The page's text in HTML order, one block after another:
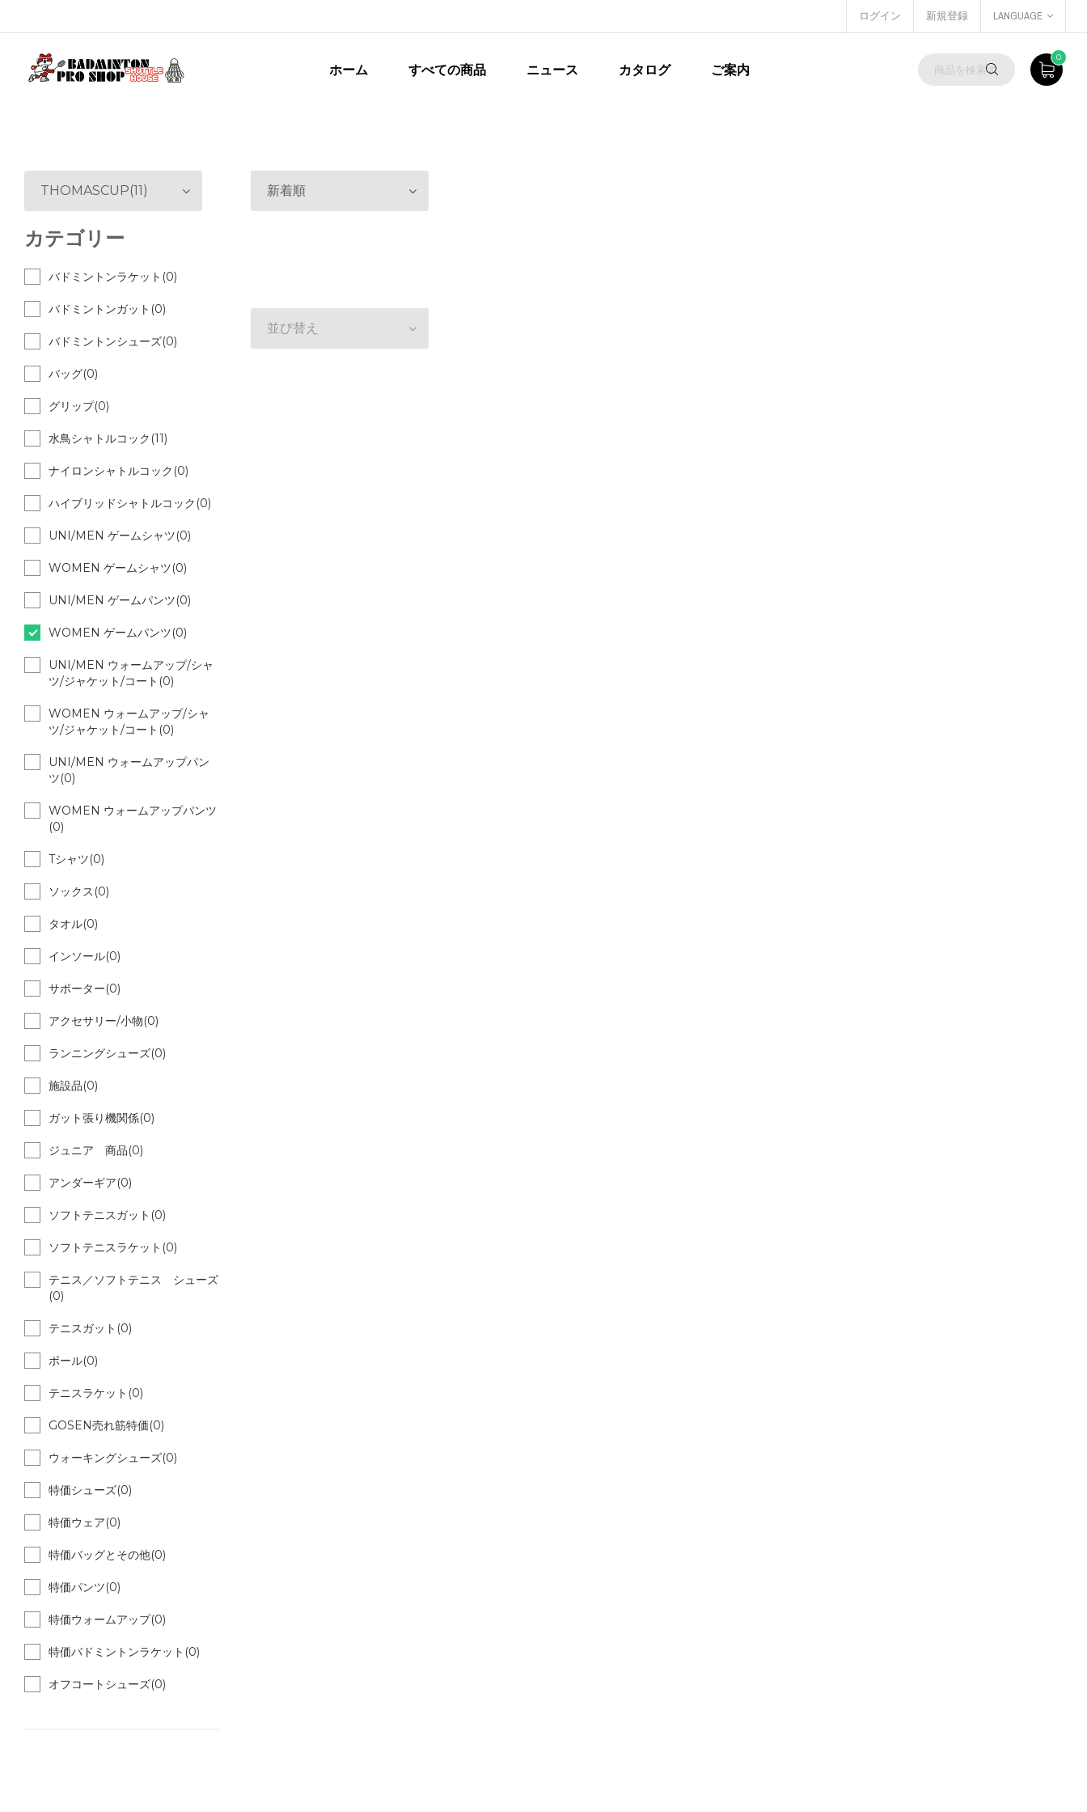
ログイン 新規登録 LANGUAGE
ホーム すべての商品 ニュース カタログ ご案内
0
新着順
並び替え
THOMASCUP(11)
カテゴリー
バドミントンラケット(0)
バドミントンガット(0)
バドミントンシューズ(0)
バッグ(0)
グリップ(0)
水鳥シャトルコック(11)
ナイロンシャトルコック(0)
ハイブリッドシャトルコック(0)
UNI/MEN ゲームシャツ(0)
WOMEN ゲームシャツ(0)
UNI/MEN ゲームパンツ(0)
WOMEN ゲームパンツ(0)
UNI/MEN ウォームアップ/シャ
ツ/ジャケット/コート(0)
WOMEN ウォームアップ/シャ
ツ/ジャケット/コート(0)
UNI/MEN ウォームアップパン
ツ(0)
WOMEN ウォームアップパンツ
(0)
Tシャツ(0)
ソックス(0)
タオル(0)
インソール(0)
サポーター(0)
アクセサリー/小物(0)
ランニングシューズ(0)
施設品(0)
ガット張り機関係(0)
ジュニア 商品(0)
アンダーギア(0)
ソフトテニスガット(0)
ソフトテニスラケット(0)
テニス／ソフトテニス シューズ
(0)
テニスガット(0)
ボール(0)
テニスラケット(0)
GOSEN売れ筋特価(0)
ウォーキングシューズ(0)
特価シューズ(0)
特価ウェア(0)
特価バッグとその他(0)
特価パンツ(0)
特価ウォームアップ(0)
特価バドミントンラケット(0)
オフコートシューズ(0)